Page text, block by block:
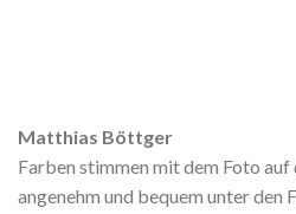
Matthias Böttger
Farben stimmen mit dem Foto
angenehm und bequem unter den